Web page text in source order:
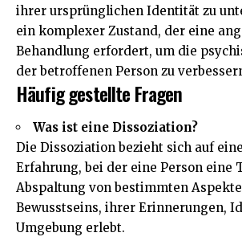
ihrer ursprünglichen Identität zu
ein komplexer Zustand, der eine
Behandlung erfordert, um die
der betroffenen Person zu
Häufig gestellte Fragen
Was ist eine Dissoziation?
Die Dissoziation bezieht sich auf
Erfahrung, bei der eine Person eine
Abspaltung von bestimmten
Bewusstseins, ihrer Erinnerungen,
Umgebung erlebt.